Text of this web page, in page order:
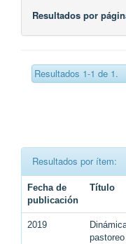
Resultados por
Resultados 1-1 de 1.
Resultados por ítem:
Fecha de
publicación
Título
2019
pastoreo